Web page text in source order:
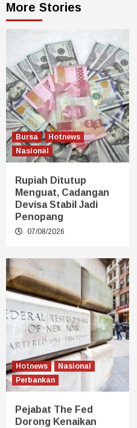
More Stories
Bursa
Hotnews
Nasional
Rupiah Ditutup
Menguat, Cadangan
Devisa Stabil Jadi
Penopang
07/08/2026
Hotnews
Nasional
Perbankan
Pejabat The Fed
Dorong Kenaikan